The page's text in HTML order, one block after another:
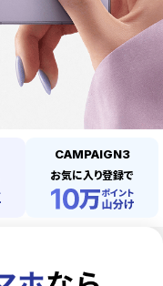
CAMPAIGN3
お気に入り登録で